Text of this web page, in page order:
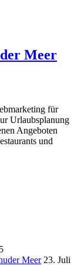
Meer
für
Urlaubsplanung
Angeboten
und
Meer 23. Juli